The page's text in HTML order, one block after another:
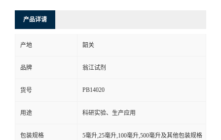
产品详请
产地 韶关
品牌 翁江试剂
货号 PB14020
用途 科研实验、生产应用
包装规格 5毫升,25毫升,100毫升,500毫升及其他包装规格